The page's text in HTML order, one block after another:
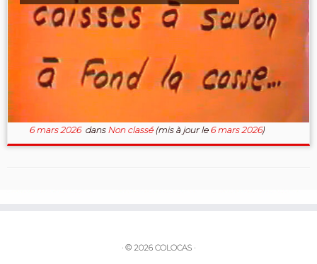
6 mars 2026dans Non classé (mis à jour le 6 mars 2026)
· © 2026 COLOCAS ·